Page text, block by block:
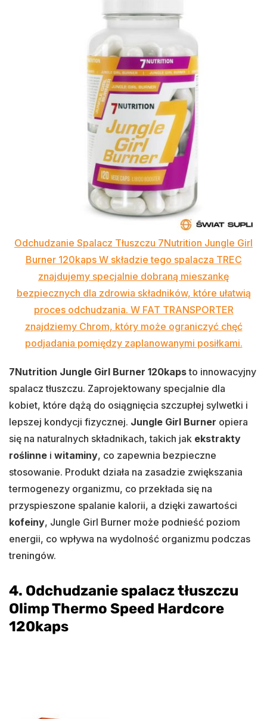
Odchudzanie Spalacz Tłuszczu 7Nutrition Jungle Girl
Burner 120kaps W składzie tego spalacza TREC
znajdujemy specjalnie dobraną mieszankę
bezpiecznych dla zdrowia składników, które ułatwią
proces odchudzania. W FAT TRANSPORTER
znajdziemy Chrom, który może ograniczyć chęć
podjadania pomiędzy zaplanowanymi posiłkami.
7Nutrition Jungle Girl Burner 120kapsto innowacyjny
spalacz tłuszczu. Zaprojektowany specjalnie dla
kobiet, które dążą do osiągnięcia szczupłej sylwetki i
lepszej kondycji fizycznej. Jungle Girl Burner opiera
się na naturalnych składnikach, takich jak ekstrakty
roślinne i witaminy, co zapewnia bezpieczne
stosowanie. Produkt działa na zasadzie zwiększania
termogenezy organizmu, co przekłada się na
przyspieszone spalanie kalorii, a dzięki zawartości
kofeiny, Jungle Girl Burner może podnieść poziom
energii, co wpływa na wydolność organizmu podczas
treningów.
4. Odchudzanie spalacz tłuszczu
Olimp Thermo Speed Hardcore
120kaps